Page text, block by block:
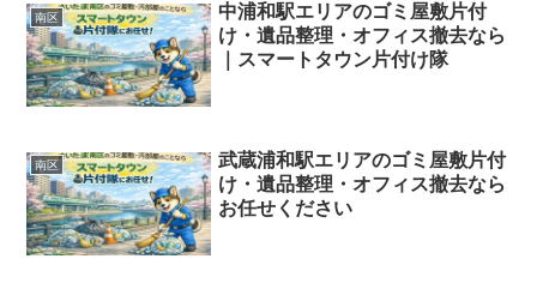
南区
中浦和駅エリアのゴミ屋敷片付
け・遺品整理・オフィス撤去なら
｜スマートタウン片付け隊
南区
武蔵浦和駅エリアのゴミ屋敷片付
け・遺品整理・オフィス撤去なら
お任せください